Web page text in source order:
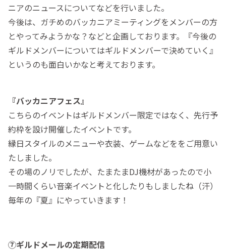
ニアのニュースについてなどを行いました。
今後は、ガチめのバッカニアミーティングをメンバーの方
とやってみようかな？などと企画しております。『今後の
ギルドメンバーについてはギルドメンバーで決めていく』
というのも面白いかなと考えております。
『バッカニアフェス』
こちらのイベントはギルドメンバー限定ではなく、先行予
約枠を設け開催したイベントです。
縁日スタイルのメニューや衣装、ゲームなどををご用意い
たしました。
その場のノリでしたが、たまたまDJ機材があったので小
一時間くらい音楽イベントと化したりもしましたね（汗）
毎年の『夏』にやっていきます！
⑦ギルドメールの定期配信